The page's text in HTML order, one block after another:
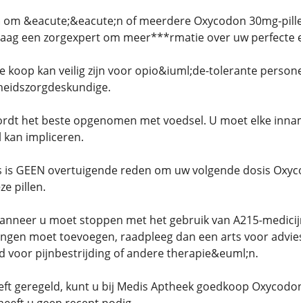
om &eacute;&eacute;n of meerdere Oxycodon 30mg-
een zorgexpert om meer***rmatie over uw perfecte
koop kan veilig zijn voor opio&iuml;de-tolerante
het beste opgenomen met voedsel. U moet elke
impliceren.
is GEEN overtuigende reden om uw volgende dosis
pillen.
u moet stoppen met het gebruik van A215-
moet toevoegen, raadpleeg dan een arts voor
voor pijnbestrijding of andere therapie&euml;n.
geregeld, kunt u bij Medis Aptheek goedkoop